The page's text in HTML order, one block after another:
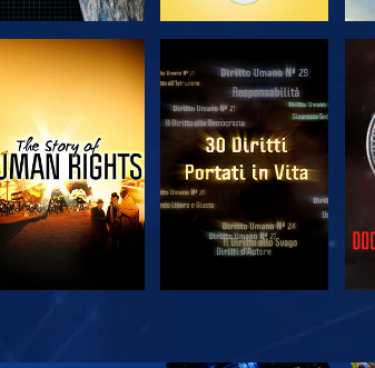
GUARDA GUARDA